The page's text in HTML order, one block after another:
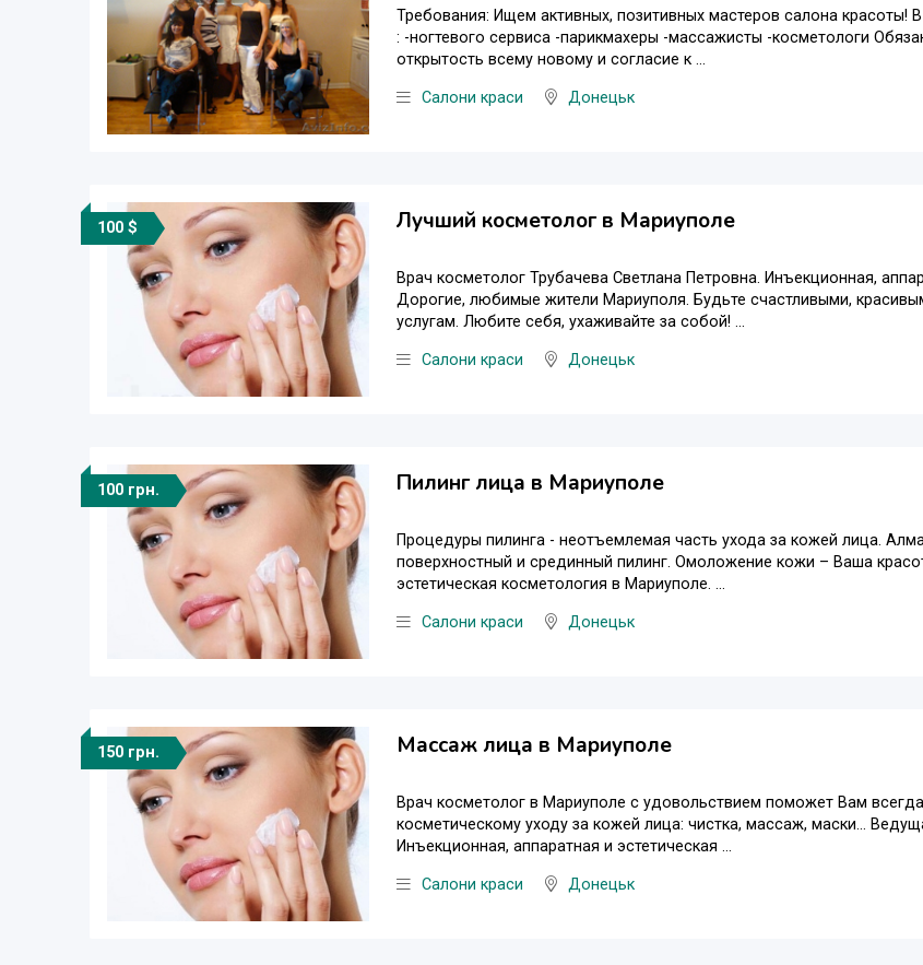
Требования: Ищем активных, позитивных мастеров салона красоты!
: -ногтевого сервиса -парикмахеры -массажисты -косметологи
открытость всему новому и согласие к ...
Салони краси Донецьк
100 $ Лучший косметолог в Мариуполе
Врач косметолог Трубачева Светлана Петровна. Инъекционная,
Дорогие, любимые жители Мариуполя. Будьте счастливыми,
услугам. Любите себя, ухаживайте за собой! ...
Салони краси Донецьк
100 грн. Пилинг лица в Мариуполе
Процедуры пилинга - неотъемлемая часть ухода за кожей лица.
поверхностный и срединный пилинг. Омоложение кожи – Ваша
эстетическая косметология в Мариуполе. ...
Салони краси Донецьк
150 грн. Массаж лица в Мариуполе
Врач косметолог в Мариуполе с удовольствием поможет Вам
косметическому уходу за кожей лица: чистка, массаж, маски…
Инъекционная, аппаратная и эстетическая ...
Салони краси Донецьк